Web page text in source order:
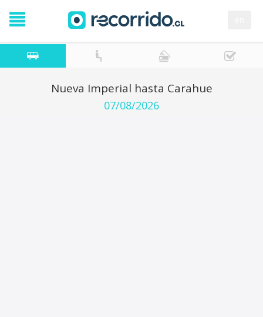
Nueva Imperial hasta Carahue
07/08/2026